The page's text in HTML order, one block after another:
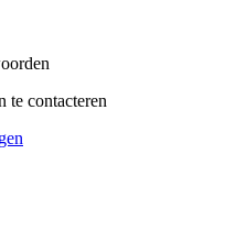
te contacteren